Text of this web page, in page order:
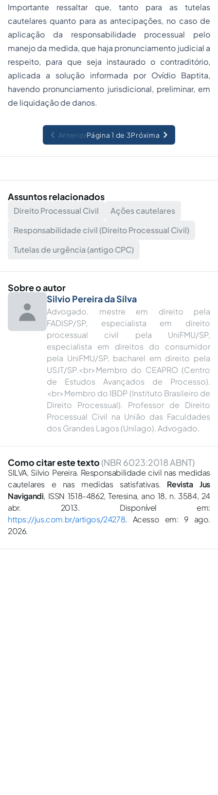
Importante ressaltar que, tanto para as tutelas
cautelares quanto para as antecipações, no caso de
aplicação da responsabilidade processual pelo
manejo da medida, que haja pronunciamento judicial a
respeito, para que seja instaurado o contraditório,
aplicada a solução informada por Ovídio Baptita,
havendo pronunciamento jurisdicional, preliminar, em
de liquidação de danos.
AnteriorPágina 1 de 3Próxima
Assuntos relacionados
Direito Processual Civil
Ações cautelares
Responsabilidade civil (Direito Processual Civil)
Tutelas de urgência (antigo CPC)
Sobre o autor
Silvio Pereira da Silva
Advogado, mestre em direito pela
FADISP/SP, especialista em direito
processual civil pela UniFMU/SP,
especialista em direitos do consumidor
pela UniFMU/SP, bacharel em direito pela
USJT/SP.<br>Membro do CEAPRO (Centro
de Estudos Avançados de Processo).
<br>Membro do IBDP (Instituto Brasileiro de
Direito Processual). Professor de Direito
Processual Civil na União das Faculdades
dos Grandes Lagos (Unilago). Advogado.
Como citar este texto (NBR 6023:2018 ABNT)
SILVA, Silvio Pereira. Responsabilidade civil nas medidas
cautelares e nas medidas satisfativas. Revista Jus
Navigandi, ISSN 1518-4862, Teresina, ano 18, n. 3584, 24
abr. 2013. Disponível em:
https://jus.com.br/artigos/24278. Acesso em: 9 ago.
2026.